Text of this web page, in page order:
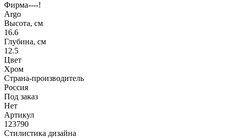
Фирма----!
Argo
Высота, см
16.6
Глубина, см
12.5
Цвет
Хром
Страна-производитель
Россия
Под заказ
Нет
Артикул
123790
Стилистика дизайна